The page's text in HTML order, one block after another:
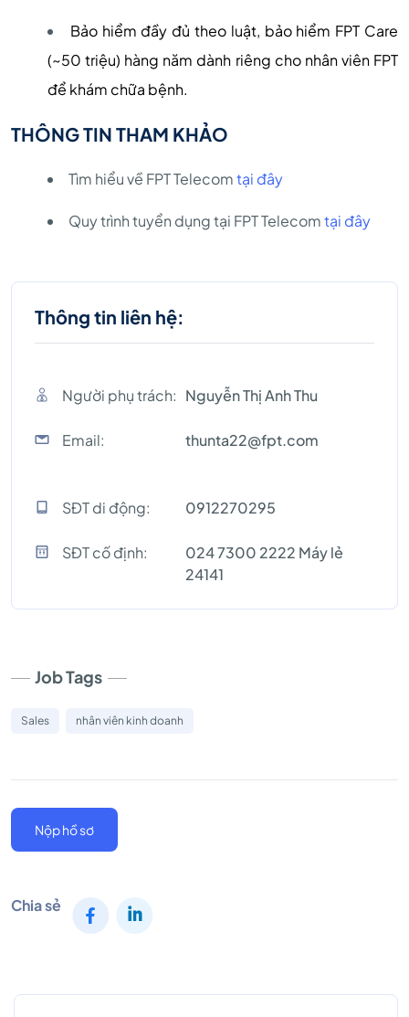
Bảo hiểm đầy đủ theo luật, bảo hiểm FPT Care
(~50 triệu) hàng năm dành riêng cho nhân viên FPT
để khám chữa bệnh.
THÔNG TIN THAM KHẢO
Tìm hiểu về FPT Telecomtại đây
Quy trình tuyển dụng tại FPT Telecomtại đây
Thông tin liên hệ:
Người phụ trách: Nguyễn Thị Anh Thu
Email: thunta22@fpt.com
SĐT di động: 0912270295
SĐT cố định:
024 7300 2222 Máy lẻ
24141
Job Tags
Sales nhân viên kinh doanh
Nộp hồ sơ
Chia sẻ